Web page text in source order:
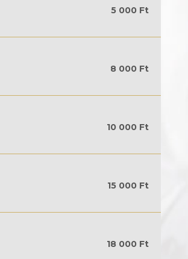
5 000 Ft
8 000 Ft
10 000 Ft
15 000 Ft
18 000 Ft